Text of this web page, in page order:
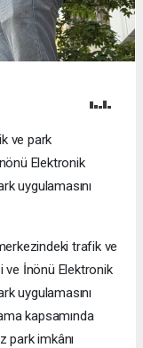
ve park
Elektronik
uygulamasını
trafik ve
ve İnönü Elektronik
uygulamasını
kapsamında
park imkânı